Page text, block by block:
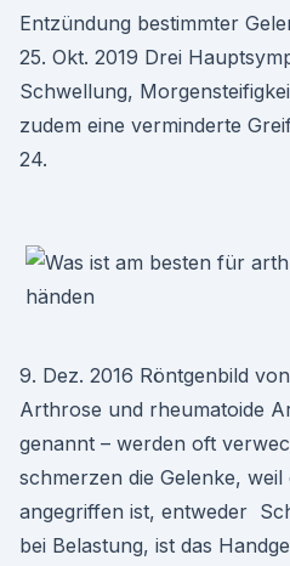
Entzündung bestimmter
25. Okt. 2019 Drei
Schwellung,
zudem eine verminderte
24.
9. Dez. 2016 Röntgenbild
Arthrose und rheumatoide
genannt – werden oft
schmerzen die Gelenke,
angegriffen ist, entweder
bei Belastung, ist das